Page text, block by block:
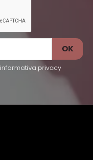
informativa privacy